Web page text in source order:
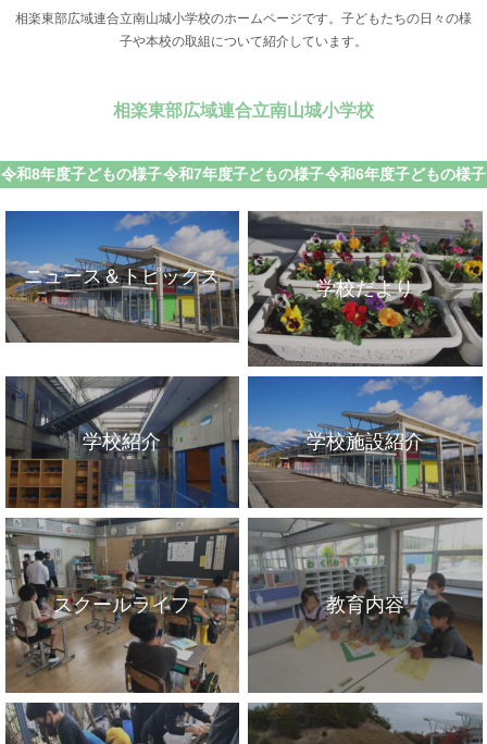
相楽東部広域連合立南山城小学校のホームページです。子どもたちの日々の様
子や本校の取組について紹介しています。
相楽東部広域連合立南山城小学校
令和8年度子どもの様子令和7年度子どもの様子令和6年度子どもの様子
ニュース＆トピックス
学校だより
学校紹介 学校施設紹介
スクールライフ 教育内容